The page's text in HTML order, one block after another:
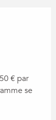
€ par
se